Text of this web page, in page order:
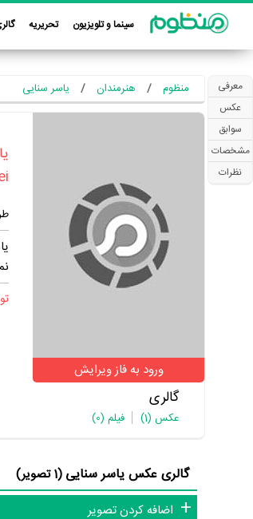
سینما و تلویزیون تحریریه
معرفی
عکس
سوابق
مشخصات
نظرات
منظوم هنرمندان یاسر سنایی
ورود به فاز ویرایش
گالری
عکس (1) فیلم (0)
گالری عکس یاسر سنایی (1 تصویر)
اضافه کردن تصویر